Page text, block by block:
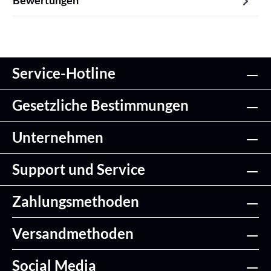
Service-Hotline
Gesetzliche Bestimmungen
Unternehmen
Support und Service
Zahlungsmethoden
Versandmethoden
Social Media